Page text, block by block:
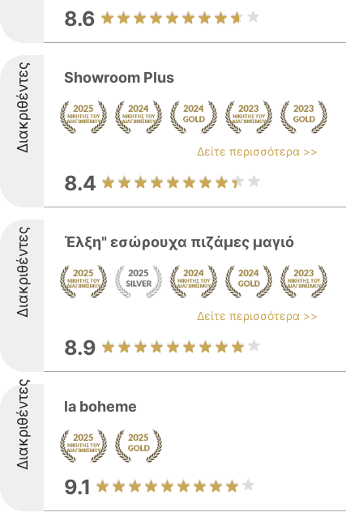
8.6
Διακριθέντες Showroom Plus
Δείτε περισσότερα >>
8.4
Διακριθέντες Έλξη" εσώρουχα πιζάμες μαγιό
Δείτε περισσότερα >>
8.9
Διακριθέντες la boheme
9.1